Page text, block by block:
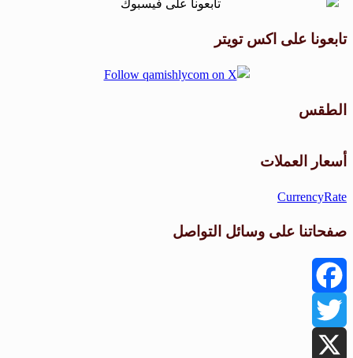
تابعونا على اكس تويتر
الطقس
أسعار العملات
CurrencyRate
صفحاتنا على وسائل التواصل
Facebook
Twitter